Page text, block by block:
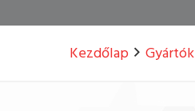
Kezdőlap Gyártók